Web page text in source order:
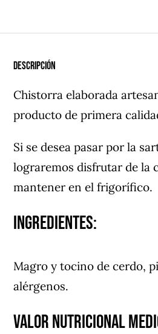
Descripción
Chistorra elaborada
producto de primera
Si se desea pasar por la
lograremos disfrutar de la
mantener en el frigorífico.
Ingredientes:
Magro y tocino de cerdo,
alérgenos.
Valor nutricional